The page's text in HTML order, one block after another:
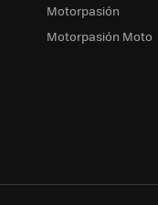
Motorpasión
Motorpasión Moto